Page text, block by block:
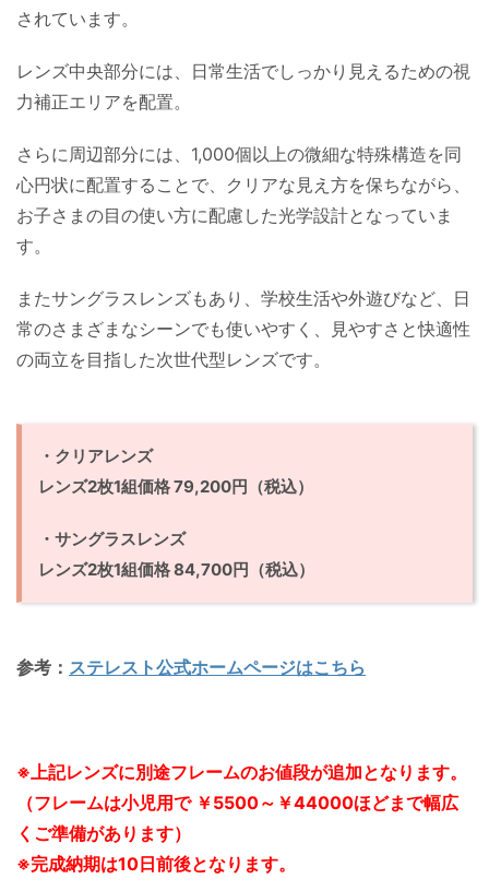
されています。
レンズ中央部分には、日常生活でしっかり見えるための視
力補正エリアを配置。
さらに周辺部分には、1,000個以上の微細な特殊構造を同
心円状に配置することで、クリアな見え方を保ちながら、
お子さまの目の使い方に配慮した光学設計となっていま
す。
またサングラスレンズもあり、学校生活や外遊びなど、日
常のさまざまなシーンでも使いやすく、見やすさと快適性
の両立を目指した次世代型レンズです。
・クリアレンズ
レンズ2枚1組価格 79,200円（税込）
・サングラスレンズ
レンズ2枚1組価格 84,700円（税込）
参考： ステレスト公式ホームページはこちら
※上記レンズに別途フレームのお値段が追加となります。
（フレームは小児用で ￥5500～￥44000ほどまで幅広
くご準備があります）
※完成納期は10日前後となります。